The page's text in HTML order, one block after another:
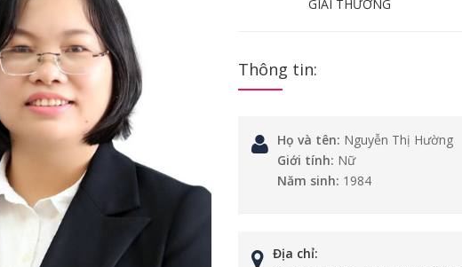
GIẢI THƯỞNG
Thông tin:
Họ và tên: Nguyễn Thị Hường
Giới tính: Nữ
Năm sinh: 1984
Địa chỉ: